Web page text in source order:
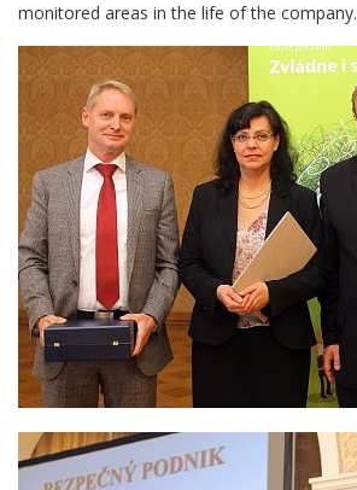
monitored areas in the life of the company.